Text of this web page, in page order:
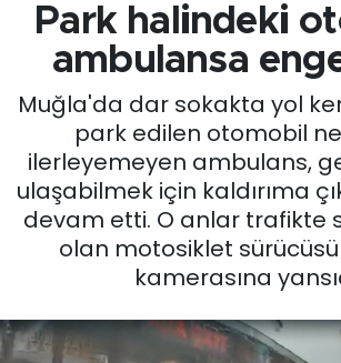
Park halindeki
ambulansa
Muğla'da dar sokakta yol
park edilen otomobil
ilerleyemeyen ambulans,
ulaşabilmek için kaldırıma
devam etti. O anlar trafikte
olan motosiklet
kamerasına
EGE
EĞİTİM
EKONOMİ
English News
GÜNCEL
KÜLTÜR SANAT
Süper Lig Puan Durumu ve
Tüm Manşetler
Son Dakika Haberleri
Haber Arşivi